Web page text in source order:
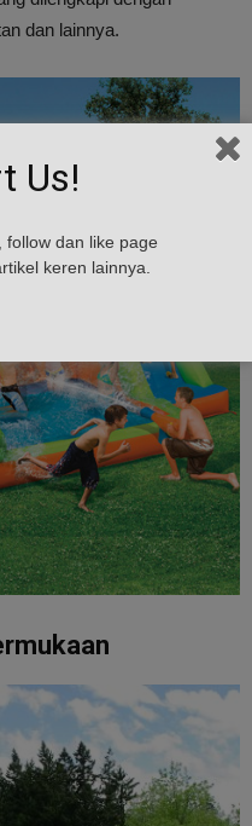
dan lainnya.
Us!
follow dan like page
keren lainnya.